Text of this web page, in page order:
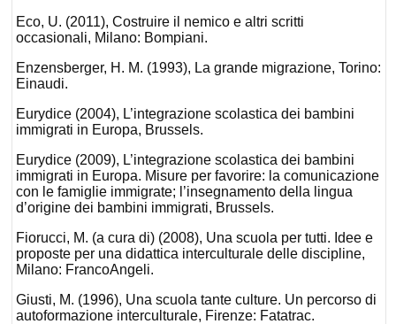
Eco, U. (2011), Costruire il nemico e altri scritti
occasionali, Milano: Bompiani.
Enzensberger, H. M. (1993), La grande migrazione, Torino:
Einaudi.
Eurydice (2004), L’integrazione scolastica dei bambini
immigrati in Europa, Brussels.
Eurydice (2009), L’integrazione scolastica dei bambini
immigrati in Europa. Misure per favorire: la comunicazione
con le famiglie immigrate; l’insegnamento della lingua
d’origine dei bambini immigrati, Brussels.
Fiorucci, M. (a cura di) (2008), Una scuola per tutti. Idee e
proposte per una didattica interculturale delle discipline,
Milano: FrancoAngeli.
Giusti, M. (1996), Una scuola tante culture. Un percorso di
autoformazione interculturale, Firenze: Fatatrac.